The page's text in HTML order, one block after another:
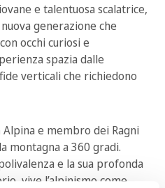
e talentuosa scalatrice,
generazione che
occhi curiosi e
spazia dalle
verticali che richiedono
Alpina e membro dei Ragni
montagna a 360 gradi.
e la sua profonda
vive l’alpinismo come